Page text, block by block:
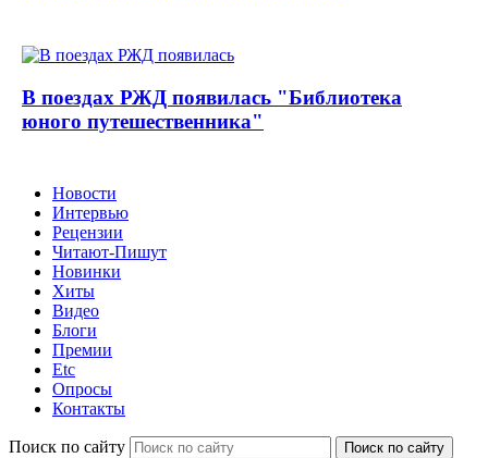
В поездах РЖД появилась "Библиотека
юного путешественника"
Новости
Интервью
Рецензии
Читают-Пишут
Новинки
Хиты
Видео
Блоги
Премии
Etc
Опросы
Контакты
Поиск по сайту